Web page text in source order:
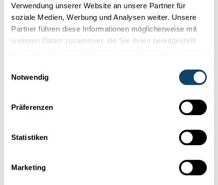
Verwendung unserer Website an unsere Partner für
soziale Medien, Werbung und Analysen weiter. Unsere
Partner führen diese Informationen möglicherweise mit
weiteren Daten zusammen, die Sie ihnen bereitgestellt
Notwendig
Präferenzen
Statistiken
Marketing
Nom FournisseurFinalité
maximale
de
TOKEN
__Secure-
Session